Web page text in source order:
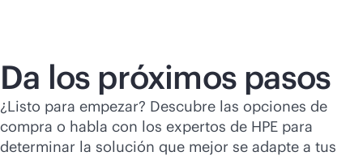
Da los próximos pasos
¿Listo para empezar? Descubre las opciones de
compra o habla con los expertos de HPE para
determinar la solución que mejor se adapte a tus